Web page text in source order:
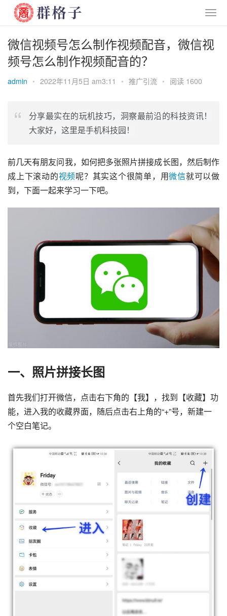
微信视频号怎么制作视频配音，微信视
频号怎么制作视频配音的？
admin • 2022年11月5日 am3:11 • 推广引流 • 阅读 1600
分享最实在的玩机技巧，洞察最前沿的科技资讯！
大家好，这里是手机科技园！
前几天有朋友问我，如何把多张照片拼接成长图，然后制作
成上下滚动的视频呢？其实这个很简单，用微信就可以做
到，下面一起来学习一下吧。
一、照片拼接长图
首先我们打开微信，点击右下角的【我】，找到【收藏】功
能，进入我的收藏界面，随后点击右上角的“+”号，新建一
个空白笔记。